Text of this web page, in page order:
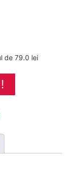
de 79.0 lei